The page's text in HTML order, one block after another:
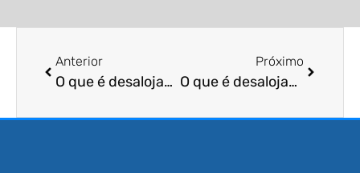
Anterior
O que é desalojamento de besouros?
Próximo
O que é desalojamento de larvas?